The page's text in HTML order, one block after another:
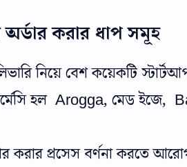
করার ধাপ সমূহ
নিয়ে বেশ কয়েকটি
হল Arogga, মেড ইজে,
করার প্রসেস বর্ণনা করতে